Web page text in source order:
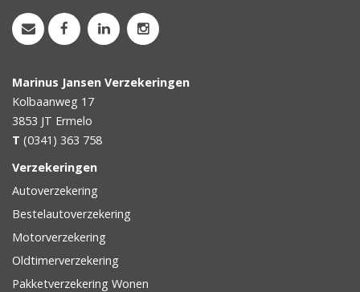
Marinus Jansen Verzekeringen
Kolbaanweg 17
3853 JT Ermelo
T (0341) 363 758
Verzekeringen
Autoverzekering
Bestelautoverzekering
Motorverzekering
Oldtimerverzekering
Pakketverzekering Wonen